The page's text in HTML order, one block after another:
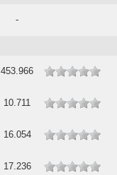
-
453.966
10.711
16.054
17.236